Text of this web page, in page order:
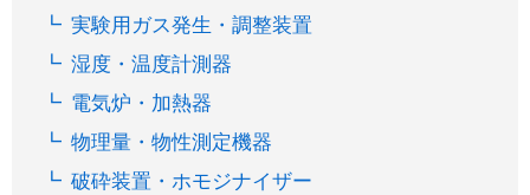
実験用ガス発生・調整装置
湿度・温度計測器
電気炉・加熱器
物理量・物性測定機器
破砕装置・ホモジナイザー